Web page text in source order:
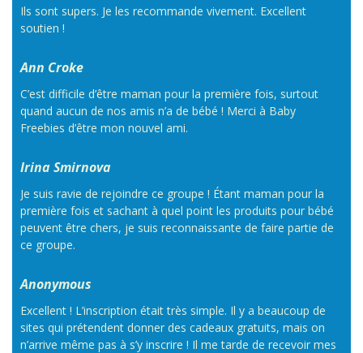
Ils sont supers. Je les recommande vivement. Excellent
soutien !
Ann Croke
C’est difficile d’être maman pour la première fois, surtout
quand aucun de nos amis n’a de bébé ! Merci à Baby
Freebies d’être mon nouvel ami.
Irina Smirnova
Je suis ravie de rejoindre ce groupe ! Étant maman pour la
première fois et sachant à quel point les produits pour bébé
peuvent être chers, je suis reconnaissante de faire partie de
ce groupe.
Anonymous
Excellent ! L’inscription était très simple. Il y a beaucoup de
sites qui prétendent donner des cadeaux gratuits, mais on
n’arrive même pas à s’y inscrire ! Il me tarde de recevoir mes